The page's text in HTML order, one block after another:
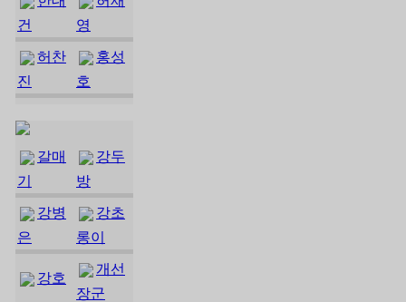
건
영
허찬
진
홍성
호
갈매
기
강두
방
강병
은
강초
롱이
강호
개선
장군